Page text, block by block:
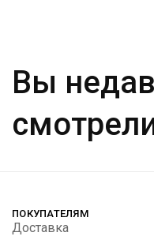
Вы
ПОКУПАТЕЛЯМ
Доставка